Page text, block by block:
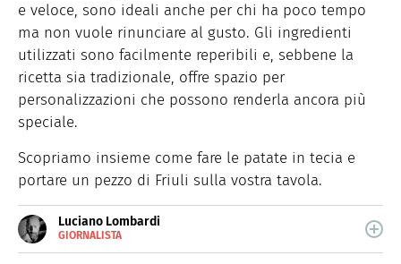
e veloce, sono ideali anche per chi ha poco tempo
ma non vuole rinunciare al gusto. Gli ingredienti
utilizzati sono facilmente reperibili e, sebbene la
ricetta sia tradizionale, offre spazio per
personalizzazioni che possono renderla ancora più
speciale.
Scopriamo insieme come fare le patate in tecia e
portare un pezzo di Friuli sulla vostra tavola.
Luciano Lombardi
GIORNALISTA
Giornalista professionista, oggi si occupa